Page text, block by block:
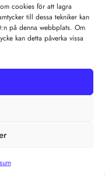
cookies för att lagra
till dessa tekniker kan
på denna webbplats. Om
kan detta påverka vissa
Reserved.